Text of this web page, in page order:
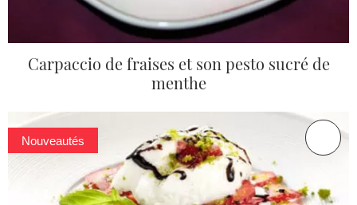
Carpaccio de fraises et son pesto sucré de
menthe
Nouveautés